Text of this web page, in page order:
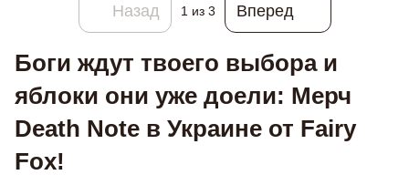
Назад 1 из 3 Вперед
Боги ждут твоего выбора и
яблоки они уже доели: Мерч
Death Note в Украине от Fairy
Fox!